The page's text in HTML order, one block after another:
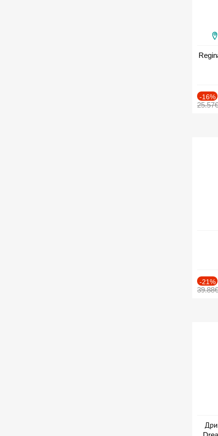
-16%
25.57€
-21%
39.88€